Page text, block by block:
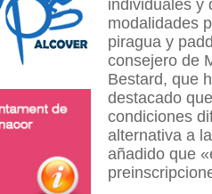
individuales y
modalidades
piragua y
consejero de
Bestard, que
destacado
condiciones
alternativa a
añadido que